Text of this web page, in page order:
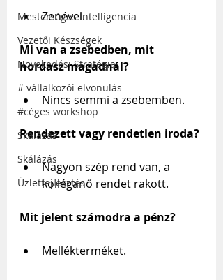
Mesterséges Intelligencia
Vezetői Készségek
Növekedési Stratégia
# vállalkozói elvonulás
#céges workshop
Skálázás
Skálázás
Üzletfejlesztés
Zenével.
Mi van a zsebedben, mit
hordasz magadnál?
Nincs semmi a zsebemben.
Rendezett vagy rendetlen iroda?
Nagyon szép rend van, a
kolléganő rendet rakott.
Mit jelent számodra a pénz?
Mellékterméket.